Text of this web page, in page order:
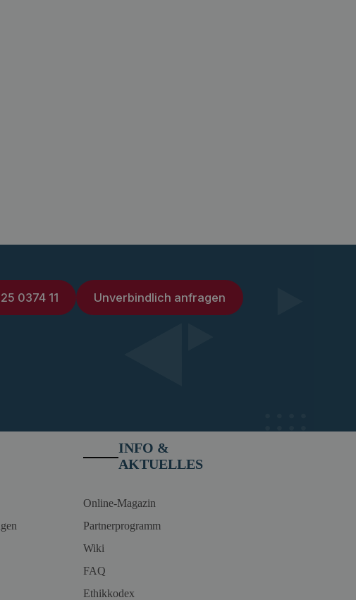
0374 11 Unverbindlich anfragen
INFO &
AKTUELLES
Online-Magazin
Partnerprogramm
Wiki
FAQ
Ethikkodex